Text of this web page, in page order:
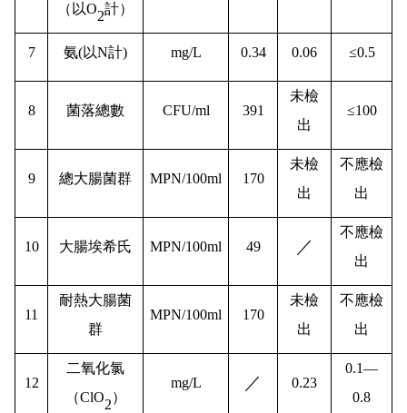
（以O2計）
7 氨(以N計) mg/L 0.34 0.06 ≤0.5
8 菌落總數 CFU/ml 391
未檢
出
≤100
9 總大腸菌群 MPN/100ml 170
未檢
出
不應檢
出
10 大腸埃希氏 MPN/100ml 49 ／
不應檢
出
11
耐熱大腸菌
群
MPN/100ml 170
未檢
出
不應檢
出
12
二氧化氯
（ClO2）
mg/L ／ 0.23
0.1—
0.8